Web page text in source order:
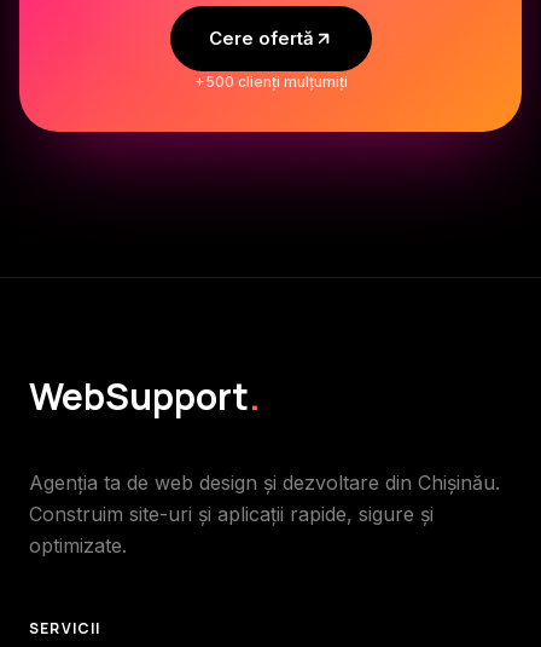
Cere ofertă
+500 clienți mulțumiți
WebSupport.
Agenția ta de web design și dezvoltare din Chișinău.
Construim site-uri și aplicații rapide, sigure și
optimizate.
SERVICII